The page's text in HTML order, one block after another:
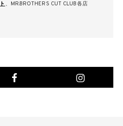
、MR.BROTHERS CUT CLUB各店